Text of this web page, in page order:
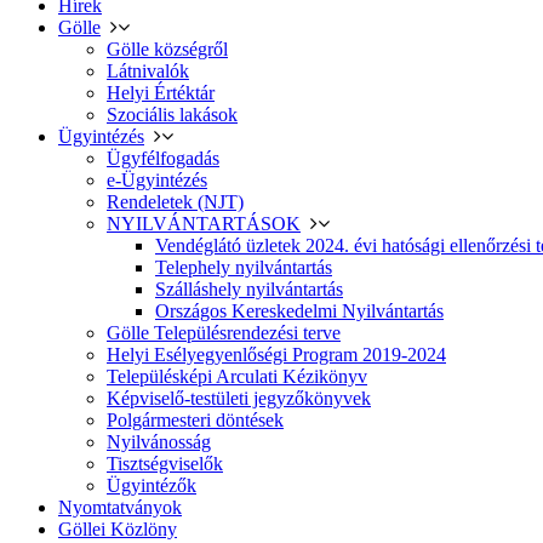
Hírek
Gölle
Gölle községről
Látnivalók
Helyi Értéktár
Szociális lakások
Ügyintézés
Ügyfélfogadás
e-Ügyintézés
Rendeletek (NJT)
NYILVÁNTARTÁSOK
Vendéglátó üzletek 2024. évi hatósági ellenőrzési
Telephely nyilvántartás
Szálláshely nyilvántartás
Országos Kereskedelmi Nyilvántartás
Gölle Településrendezési terve
Helyi Esélyegyenlőségi Program 2019-2024
Településképi Arculati Kézikönyv
Képviselő-testületi jegyzőkönyvek
Polgármesteri döntések
Nyilvánosság
Tisztségviselők
Ügyintézők
Nyomtatványok
Göllei Közlöny